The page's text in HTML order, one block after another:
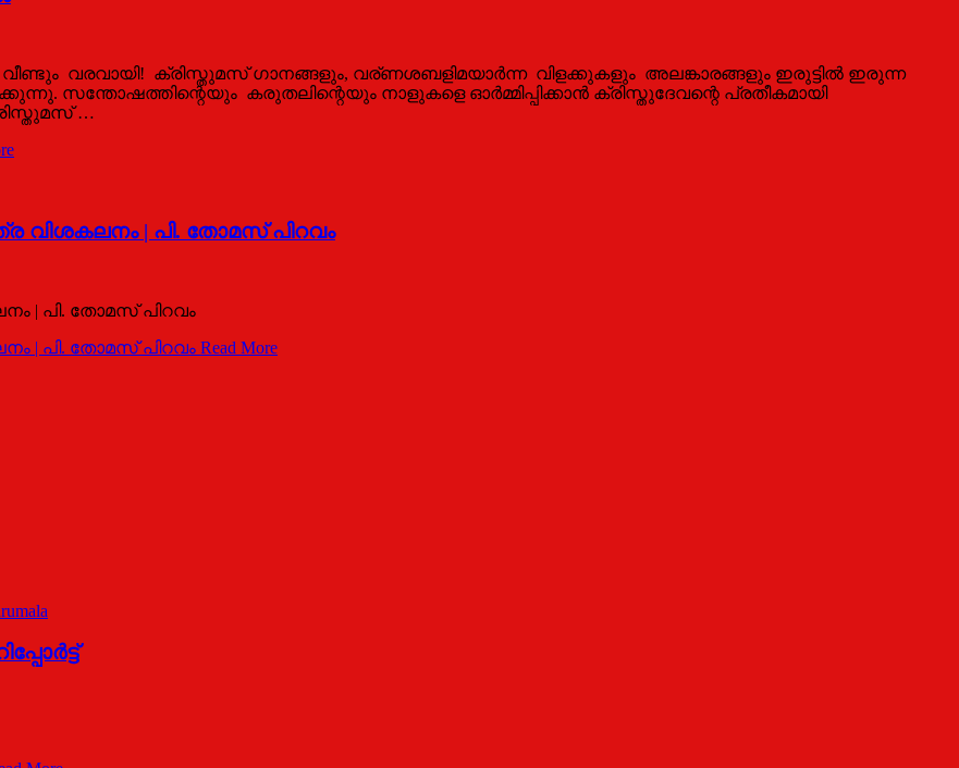
വരവായി! ക്രിസ്തുമസ് ഗാനങ്ങളും, വര്ണശബളിമയാർന്ന വിളക്കുകളും അലങ്കാരങ്ങളും ഇരുട്ടിൽ ഇരുന്ന
സന്തോഷത്തിന്റെയും കരുതലിന്റെയും നാളുകളെ ഓർമ്മിപ്പിക്കാൻ ക്രിസ്തുദേവന്റെ പ്രതീകമായി
…
വിശകലനം | പി. തോമസ് പിറവം
| പി. തോമസ് പിറവം
| പി. തോമസ് പിറവം Read More